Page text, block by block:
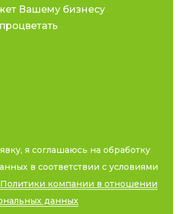
Вашему бизнесу
я соглашаюсь на обработку
в соответствии с условиями
Политики компании в отношении
данных